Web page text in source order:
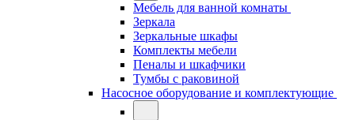
Мебель для ванной комнаты
Зеркала
Зеркальные шкафы
Комплекты мебели
Пеналы и шкафчики
Тумбы с раковиной
Насосное оборудование и комплектующие